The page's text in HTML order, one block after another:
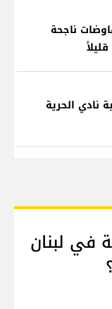
ناجحة
نادي الحرية
في لبنان